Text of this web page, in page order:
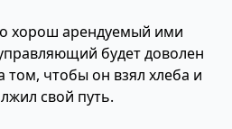
хорош арендуемый ими
будет доволен
том, чтобы он взял хлеба и
свой путь.